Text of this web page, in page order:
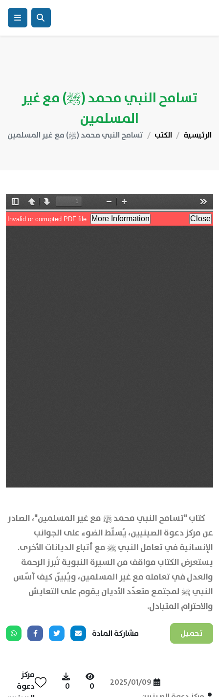
تسامح النبي محمد (ﷺ) مع غير
المسلمين
الرئيسية الكتب تسامح النبي محمد (ﷺ) مع غير المسلمين
كتاب "تسامح النبي محمد ﷺ مع غير المسلمين"، الصادر
عن مركز دعوة الصينيين، يُسلّط الضوء على الجوانب
الإنسانية في تعامل النبي ﷺ مع أتباع الديانات الأخرى.
يستعرض الكتاب مواقف من السيرة النبوية تُبرز الرحمة
والعدل في تعامله مع غير المسلمين، ويُبيّن كيف أسّس
النبي ﷺ لمجتمع متعدّد الأديان يقوم على التعايش
والاحترام المتبادل.
تحميل مشاركة المادة
2025/01/09
0
0
مركز
دعوة